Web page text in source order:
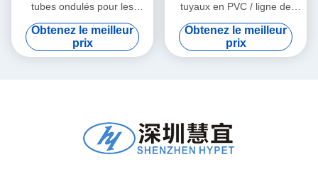
tubes ondulés pour les
granulés de PE et de PVC
Obtenez le meilleur
prix
tuyaux en PVC / ligne de
production de tuyaux en
PVC 315-630
Obtenez le meilleur
prix